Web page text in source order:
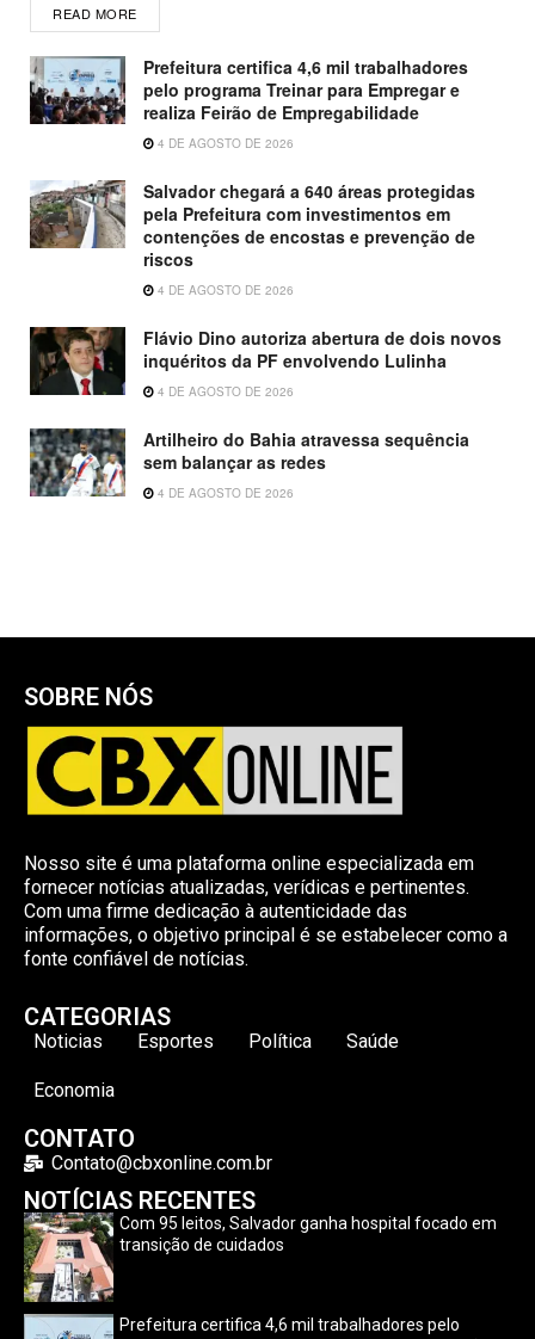
READ MORE
Prefeitura certifica 4,6 mil trabalhadores
pelo programa Treinar para Empregar e
realiza Feirão de Empregabilidade
4 DE AGOSTO DE 2026
Salvador chegará a 640 áreas protegidas
pela Prefeitura com investimentos em
contenções de encostas e prevenção de
riscos
4 DE AGOSTO DE 2026
Flávio Dino autoriza abertura de dois novos
inquéritos da PF envolvendo Lulinha
4 DE AGOSTO DE 2026
Artilheiro do Bahia atravessa sequência
sem balançar as redes
4 DE AGOSTO DE 2026
SOBRE NÓS
Nosso site é uma plataforma online especializada em
fornecer notícias atualizadas, verídicas e pertinentes.
Com uma firme dedicação à autenticidade das
informações, o objetivo principal é se estabelecer como a
fonte confiável de notícias.
CATEGORIAS
Noticias Esportes Política Saúde
Economia
CONTATO
Contato@cbxonline.com.br
NOTÍCIAS RECENTES
Com 95 leitos, Salvador ganha hospital focado em
transição de cuidados
Prefeitura certifica 4,6 mil trabalhadores pelo